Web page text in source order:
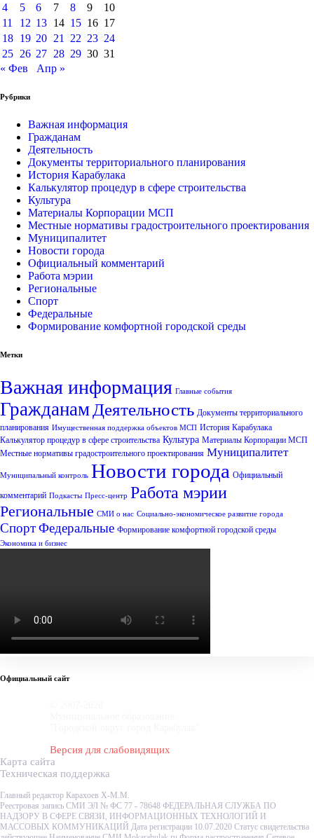
4
5 6 7 8 9
10
11
12 13 14 15 16 17
18 19 20 21 22 23 24
25 26 27 28 29 30 31
« Фев
Апр »
Рубрики
Важная информация
Гражданам
Деятельность
Документы территориального планирования
История Карабулака
Калькулятор процедур в сфере строительства
Культура
Материалы Корпорации МСП
Местные нормативы градостроительного проектирования
Муниципалитет
Новости города
Официальный комментарий
Работа мэрии
Региональные
Спорт
Федеральные
Формирование комфортной городской среды
Метки
Важная информация Главные события
Гражданам Деятельность Документы территориального
планирования Имущественная поддержка объектов МСП История Карабулака
Калькулятор процедур в сфере строительства Культура Материалы Корпорации МСП
Местные нормативы градостроительного проектирования Муниципалитет
Муниципальный контроль Новости города Официальный
комментарий Подкасты Пресс-центр Работа мэрии
Региональные СМИ о нас Социально-экономическое развитие города
СпортФедеральные Формирование комфортной городской среды
Экономика и бизнес
Официальный сайт
Версия для слабовидящих
Карта сайта
Техническая поддержка
Главный редактор Карахоев Х-М.М.
Реестровая запись СМИ ЭЛ № ФС 77 - 78648 ФЕДЕРАЛЬНАЯ СЛУЖБА ПО
НАДЗОРУ В СФЕРЕ СВЯЗИ, ИНФОРМАЦИОННЫХ ТЕХНОЛОГИЙ И
МАССОВЫХ КОММУНИКАЦИЙ Дата регистрации 10.07.2020 Статус свидетельства